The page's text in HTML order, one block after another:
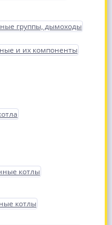
группы, дымоходы
и их компоненты
котлы
котлы